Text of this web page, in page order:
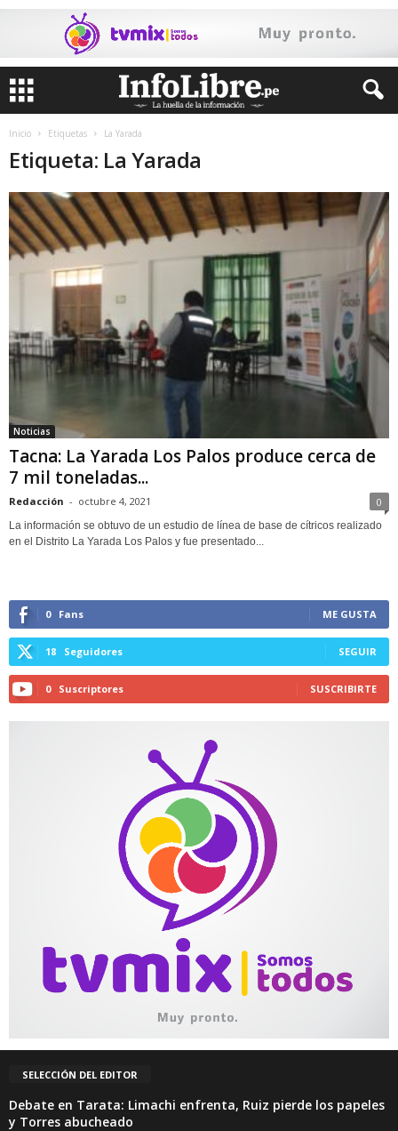
Inicio Etiquetas La Yarada
Etiqueta: La Yarada
Noticias
Tacna: La Yarada Los Palos produce cerca de
7 mil toneladas...
Redacción - octubre 4, 2021 0
La información se obtuvo de un estudio de línea de base de cítricos realizado
en el Distrito La Yarada Los Palos y fue presentado...
0 Fans ME GUSTA
18 Seguidores SEGUIR
0 Suscriptores SUSCRIBIRTE
SELECCIÓN DEL EDITOR
Debate en Tarata: Limachi enfrenta, Ruiz pierde los papeles
y Torres abucheado